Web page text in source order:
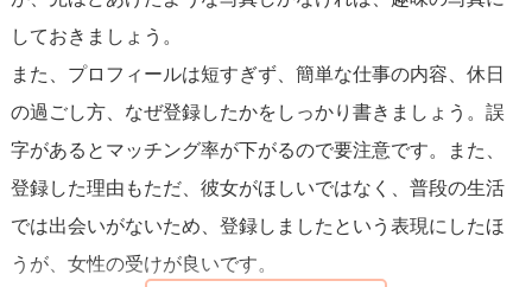
あればヒットするでしょう。
質問者さまが、どのような女性を探しているのかを考え
て、趣味を書くのがおすすめです。もちろん、嘘ではなく
趣味と言える内容にしてください。
④のデートで行きたい場所は、こだわりすぎず気軽に行け
る場所がおすすめです。たとえば「カフェが好きなので、
しておきましょう。
また、プロフィールは短すぎず、簡単な仕事の内容、休日
の過ごし方、なぜ登録したかをしっかり書きましょう。誤
字があるとマッチング率が下がるので要注意です。また、
登録した理由もただ、彼女がほしいではなく、普段の生活
では出会いがないため、登録しましたという表現にしたほ
うが、女性の受けが良いです。